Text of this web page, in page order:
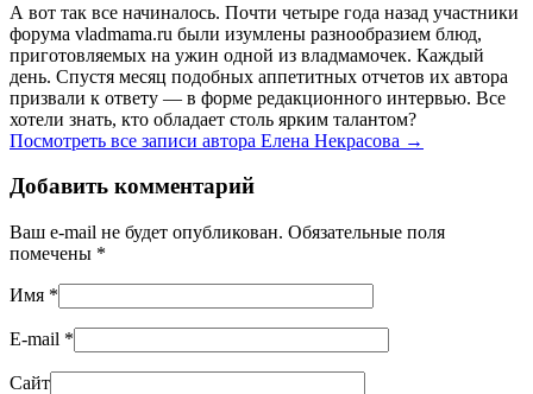
А вот так все начиналось. Почти четыре года назад участники
форума vladmama.ru были изумлены разнообразием блюд,
приготовляемых на ужин одной из владмамочек. Каждый
день. Спустя месяц подобных аппетитных отчетов их автора
призвали к ответу — в форме редакционного интервью. Все
хотели знать, кто обладает столь ярким талантом?
Посмотреть все записи автора Елена Некрасова →
Добавить комментарий
Ваш e-mail не будет опубликован. Обязательные поля
помечены *
Имя *
E-mail *
Сайт